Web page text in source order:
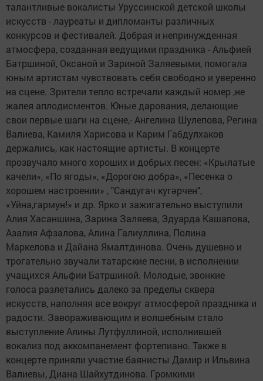
талантливые вокалисты Уруссинской детской школы
искусств - лауреаты и дипломанты различных
конкурсов и фестивалей. Добрая и непринужденная
атмосфера, созданная ведущими праздника - Альфией
Батршиной, Оксаной и Зариной Заляевыми, помогала
юным артистам чувствовать себя свободно и уверенно
на сцене. Зрители тепло встречали каждый номер ,не
жалея аплодисментов. Юные дарования, делающие
свои первые шаги на сцене,- Ангелина Шулепова, Регина
Валиева, Камиля Харисова и Карим Габдулхаков
держались, как настоящие артисты. В концерте
прозвучало много хороших и добрых песен: «Крылатые
качели», «По ягоды», «Дорогою добра», «Песенка о
хорошем настроении» , "Сандугач кугәрчен",
«Уйна,гармун!» и др. Ярко и зажигательно выступили
Алия Хасаншина, Зарина Заляева, Эдуарда Кашапова,
Азалия Афзалова, Алина Галиуллина, Полина
Маркелова и Дайана Ямалтдинова. Очень душевно и
трогательно звучали татарские песни, в исполнении
учащихся Альфии Батршиной. Молодые, звонкие
голоса разлетались далеко за пределы сквера
искусств, наполняя все вокруг атмосферой праздника и
радости. Завораживающим и волшебным стало
выступление Алины Лутфуллиной, исполнившей
вокализ под аккомпанемент фортепиано. Также в
концерте приняли участие баянисты Дамир и Ильвина
Валиевы, Диана Шайхутдинова. Громкими